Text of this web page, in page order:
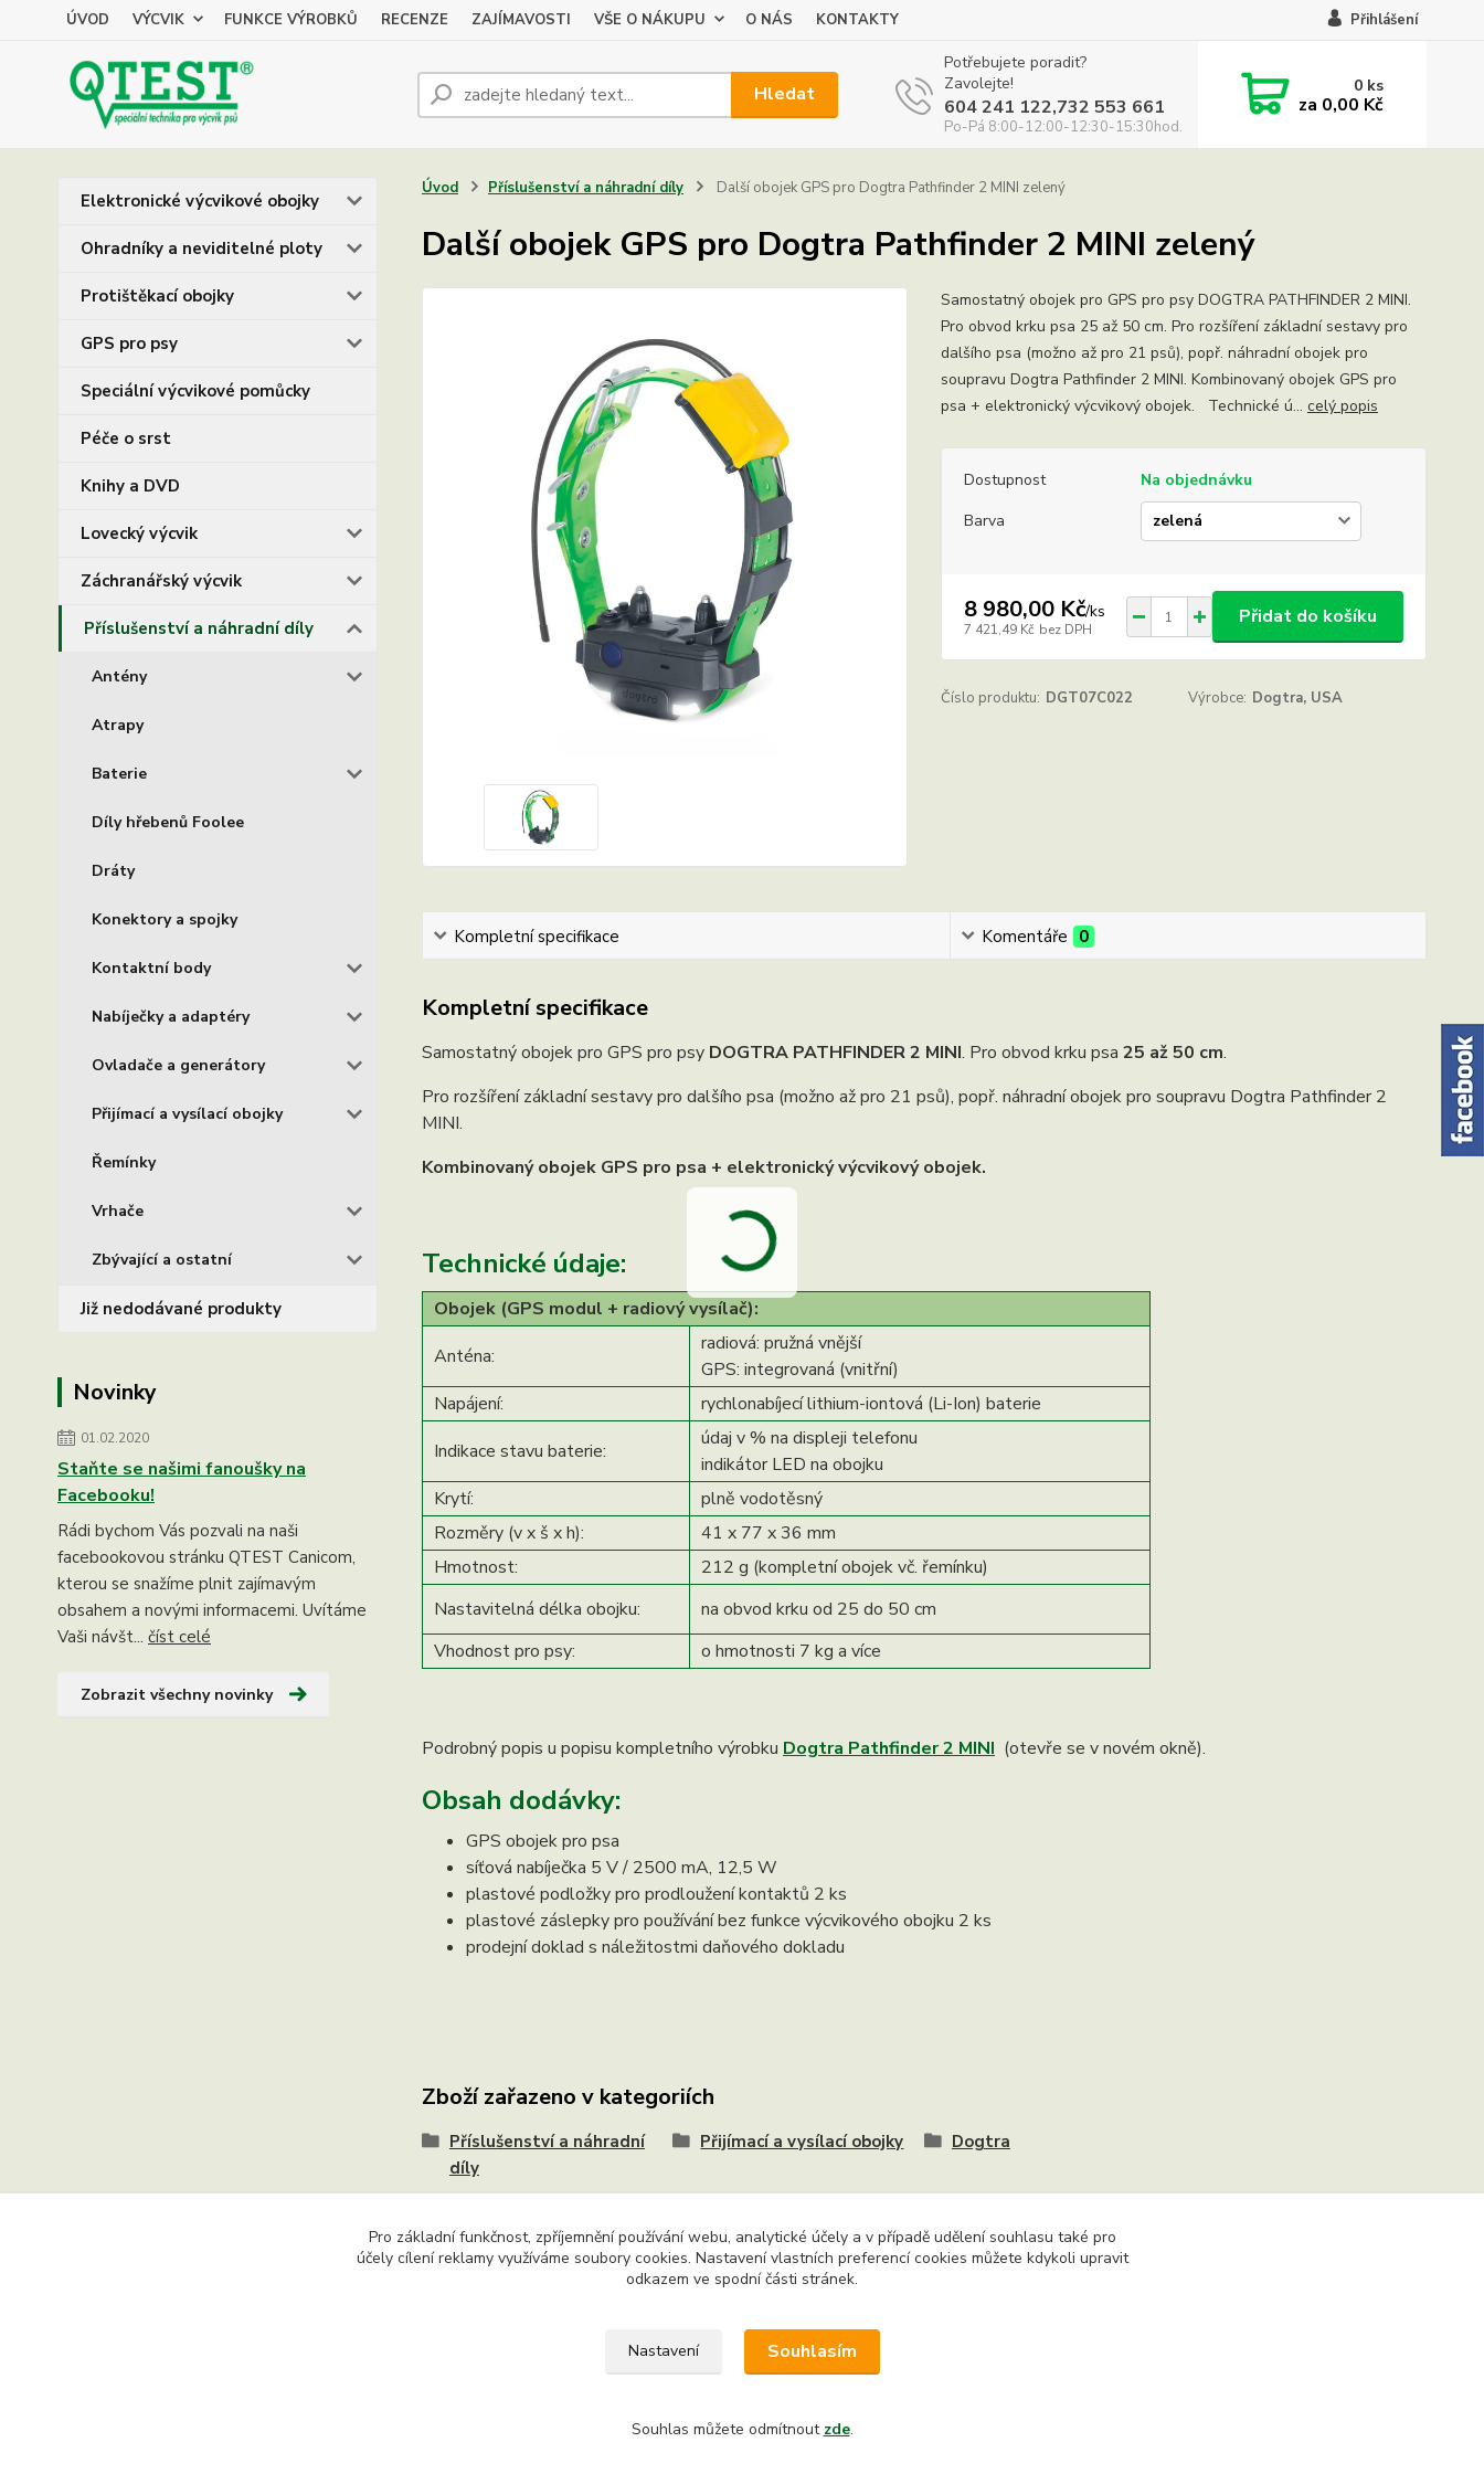
ÚVOD VÝCVIK FUNKCE VÝROBKŮ RECENZE ZAJÍMAVOSTI VŠE O NÁKUPU O NÁS KONTAKTY Přihlášení
Hledat
Potřebujete poradit?
Zavolejte!
604 241 122,732 553 661
Po-Pá 8:00-12:00-12:30-15:30hod.
0 ks
za 0,00 Kč
Elektronické výcvikové obojky
Ohradníky a neviditelné ploty
Protištěkací obojky
GPS pro psy
Speciální výcvikové pomůcky
Péče o srst
Knihy a DVD
Lovecký výcvik
Záchranářský výcvik
Příslušenství a náhradní díly
Antény
Atrapy
Baterie
Díly hřebenů Foolee
Dráty
Konektory a spojky
Kontaktní body
Nabíječky a adaptéry
Ovladače a generátory
Přijímací a vysílací obojky
Řemínky
Vrhače
Zbývající a ostatní
Již nedodávané produkty
Novinky
01.02.2020
Staňte se našimi fanoušky na
Facebooku!
Rádi bychom Vás pozvali na naši
facebookovou stránku QTEST Canicom,
kterou se snažíme plnit zajímavým
obsahem a novými informacemi. Uvítáme
Vaši návšt... číst celé
Zobrazit všechny novinky
Úvod Příslušenství a náhradní díly Další obojek GPS pro Dogtra Pathfinder 2 MINI zelený
Další obojek GPS pro Dogtra Pathfinder 2 MINI zelený
Samostatný obojek pro GPS pro psy DOGTRA PATHFINDER 2 MINI.
Pro obvod krku psa 25 až 50 cm. Pro rozšíření základní sestavy pro
dalšího psa (možno až pro 21 psů), popř. náhradní obojek pro
soupravu Dogtra Pathfinder 2 MINI. Kombinovaný obojek GPS pro
psa + elektronický výcvikový obojek. Technické ú... celý popis
Dostupnost
Na objednávku
Barva
8 980,00 Kč/ks
7 421,49 Kč bez DPH
Přidat do košíku
Číslo produktu: DGT07C022 Výrobce: Dogtra, USA
Kompletní specifikace Komentáře 0
Kompletní specifikace
Samostatný obojek pro GPS pro psy DOGTRA PATHFINDER 2 MINI. Pro obvod krku psa 25 až 50 cm.
Pro rozšíření základní sestavy pro dalšího psa (možno až pro 21 psů), popř. náhradní obojek pro soupravu Dogtra Pathfinder 2
MINI.
Kombinovaný obojek GPS pro psa + elektronický výcvikový obojek.
Technické údaje:
Obojek (GPS modul + radiový vysílač):
Anténa:
radiová: pružná vnější
GPS: integrovaná (vnitřní)
Napájení:
rychlonabíjecí lithium-iontová (Li-Ion) baterie
Indikace stavu baterie:
údaj v % na displeji telefonu
indikátor LED na obojku
Krytí:
plně vodotěsný
Rozměry (v x š x h):
41 x 77 x 36 mm
Hmotnost:
212 g (kompletní obojek vč. řemínku)
Nastavitelná délka obojku:
na obvod krku od 25 do 50 cm
Vhodnost pro psy:
o hmotnosti 7 kg a více
Podrobný popis u popisu kompletního výrobku Dogtra Pathfinder 2 MINI (otevře se v novém okně).
Obsah dodávky:
GPS obojek pro psa
síťová nabíječka 5 V / 2500 mA, 12,5 W
plastové podložky pro prodloužení kontaktů 2 ks
plastové záslepky pro používání bez funkce výcvikového obojku 2 ks
prodejní doklad s náležitostmi daňového dokladu
Zboží zařazeno v kategoriích
Příslušenství a náhradní
díly
Přijímací a vysílací obojky Dogtra
Copyright © 2015 - 2026 Ing. Miloš Hušek - QTEST. Všechna práva vyhrazena. Chráněný autorský web. Jakékoliv užití obsahu včetně převzetí, šíření či dalšího zpřístupňování
Pro základní funkčnost, zpříjemnění používání webu, analytické účely a v případě udělení souhlasu také pro
účely cílení reklamy využíváme soubory cookies. Nastavení vlastních preferencí cookies můžete kdykoli upravit
odkazem ve spodní části stránek.
Nastavení Souhlasím
Souhlas můžete odmítnout zde.